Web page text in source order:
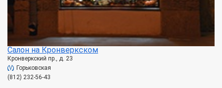
Салон на Кронверкском
Кронверкский пр., д. 23
Горьковская
(812) 232-56-43